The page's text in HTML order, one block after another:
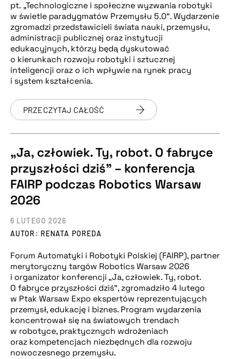
pt. „Technologiczne i społeczne wyzwania robotyki
w świetle paradygmatów Przemysłu 5.0”. Wydarzenie
zgromadzi przedstawicieli świata nauki, przemysłu,
administracji publicznej oraz instytucji
edukacyjnych, którzy będą dyskutować
o kierunkach rozwoju robotyki i sztucznej
inteligencji oraz o ich wpływie na rynek pracy
i system kształcenia.
PRZECZYTAJ CAŁOŚĆ
„Ja, człowiek. Ty, robot. O fabryce
przyszłości dziś” – konferencja
FAIRP podczas Robotics Warsaw
2026
AUTOR: RENATA POREDA
6 LUTEGO 2026
Forum Automatyki i Robotyki Polskiej (FAIRP), partner
merytoryczny targów Robotics Warsaw 2026
i organizator konferencji „Ja, człowiek. Ty, robot.
O fabryce przyszłości dziś”, zgromadziło 4 lutego
w Ptak Warsaw Expo ekspertów reprezentujących
przemysł, edukację i biznes. Program wydarzenia
koncentrował się na światowych trendach
w robotyce, praktycznych wdrożeniach
oraz kompetencjach niezbędnych dla rozwoju
nowoczesnego przemysłu.